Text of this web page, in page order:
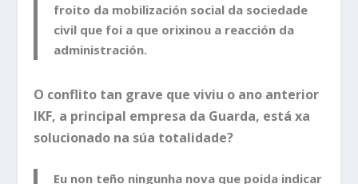
froito da mobilización social da sociedade
civil que foi a que orixinou a reacción da
administración.
O conflito tan grave que viviu o ano anterior
IKF, a principal empresa da Guarda, está xa
solucionado na súa totalidade?
Eu non teño ningunha nova que poida indicar